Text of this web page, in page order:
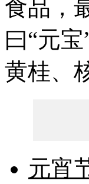
食品，
曰“元
黄桂、
元宵